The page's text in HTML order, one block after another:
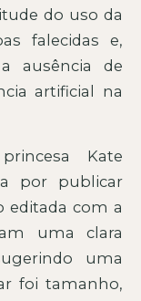
do uso da
falecidas e,
ausência de
artificial na
Kate
por publicar
editada com a
uma clara
uma
foi tamanho,